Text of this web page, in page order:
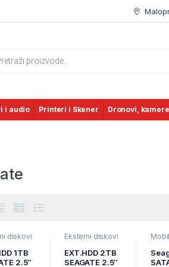
search
i audio Printeri i Skener Dronovi,
diskovi
,
1TB
2.5″
Eksterni diskovi
HDD/SSD
Informatika,
Pohrana
podataka
EXT.HDD 2TB
SEAGATE 2.5″